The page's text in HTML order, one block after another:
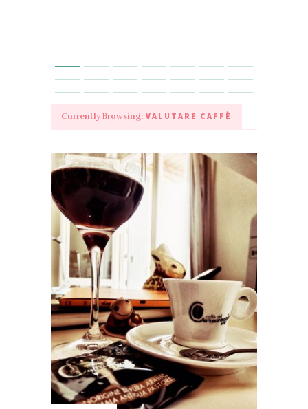
Currently Browsing: VALUTARE CAFFÈ